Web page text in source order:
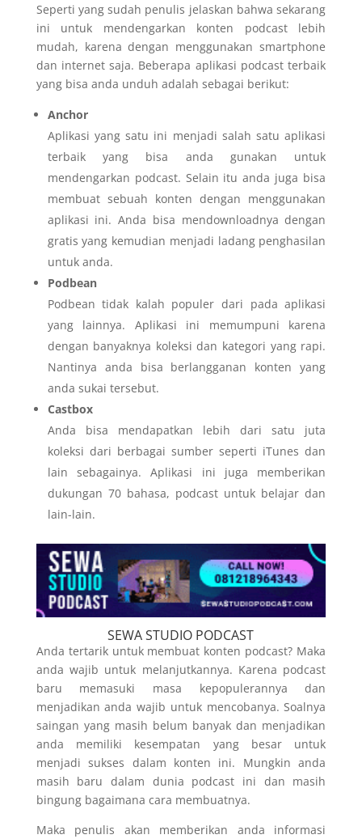
Seperti yang sudah penulis jelaskan bahwa sekarang
ini untuk mendengarkan konten podcast lebih
mudah, karena dengan menggunakan smartphone
dan internet saja. Beberapa aplikasi podcast terbaik
yang bisa anda unduh adalah sebagai berikut:
Anchor
Aplikasi yang satu ini menjadi salah satu aplikasi
terbaik yang bisa anda gunakan untuk
mendengarkan podcast. Selain itu anda juga bisa
membuat sebuah konten dengan menggunakan
aplikasi ini. Anda bisa mendownloadnya dengan
gratis yang kemudian menjadi ladang penghasilan
untuk anda.
Podbean
Podbean tidak kalah populer dari pada aplikasi
yang lainnya. Aplikasi ini memumpuni karena
dengan banyaknya koleksi dan kategori yang rapi.
Nantinya anda bisa berlangganan konten yang
anda sukai tersebut.
Castbox
Anda bisa mendapatkan lebih dari satu juta
koleksi dari berbagai sumber seperti iTunes dan
lain sebagainya. Aplikasi ini juga memberikan
dukungan 70 bahasa, podcast untuk belajar dan
lain-lain.
SEWA STUDIO PODCAST
Anda tertarik untuk membuat konten podcast? Maka
anda wajib untuk melanjutkannya. Karena podcast
baru memasuki masa kepopulerannya dan
menjadikan anda wajib untuk mencobanya. Soalnya
saingan yang masih belum banyak dan menjadikan
anda memiliki kesempatan yang besar untuk
menjadi sukses dalam konten ini. Mungkin anda
masih baru dalam dunia podcast ini dan masih
bingung bagaimana cara membuatnya.
Maka penulis akan memberikan anda informasi